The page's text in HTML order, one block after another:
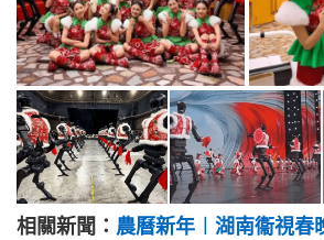
相關新聞： 農曆新年︱湖南衞視春